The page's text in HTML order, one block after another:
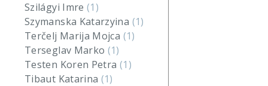
Szilágyi Imre(1)
Szymanska Katarzyina (1)
Terčelj Marija Mojca (1)
Terseglav Marko (1)
Testen Koren Petra (1)
Tibaut Katarina (1)